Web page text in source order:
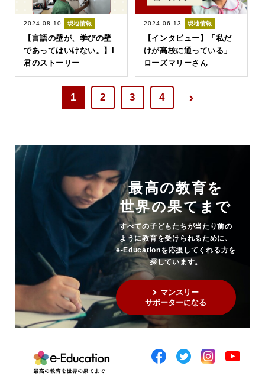
2024.08.10 現地情報
【言語の壁が、学びの壁
であってはいけない。】I
君のストーリー
2024.06.13 現地情報
【インタビュー】「私だ
けが高校に通っている」
ローズマリーさん
1 2 3 4
最高の教育を
世界の果てまで
すべての子どもたちが当たり前の
ように教育を受けられるために、
e-Educationを応援してくれる方を
探しています。
マンスリー
サポーターになる